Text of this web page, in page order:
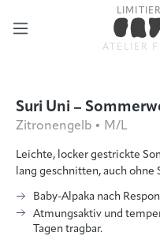
Zum Hauptinhalt springen
ATELIER
Suri Uni –
Zitronengelb • M/L
Leichte, locker gestrickte
lang geschnitten, auch ohne
Baby-Alpaka nach
Atmungsaktiv und
Tagen tragbar.